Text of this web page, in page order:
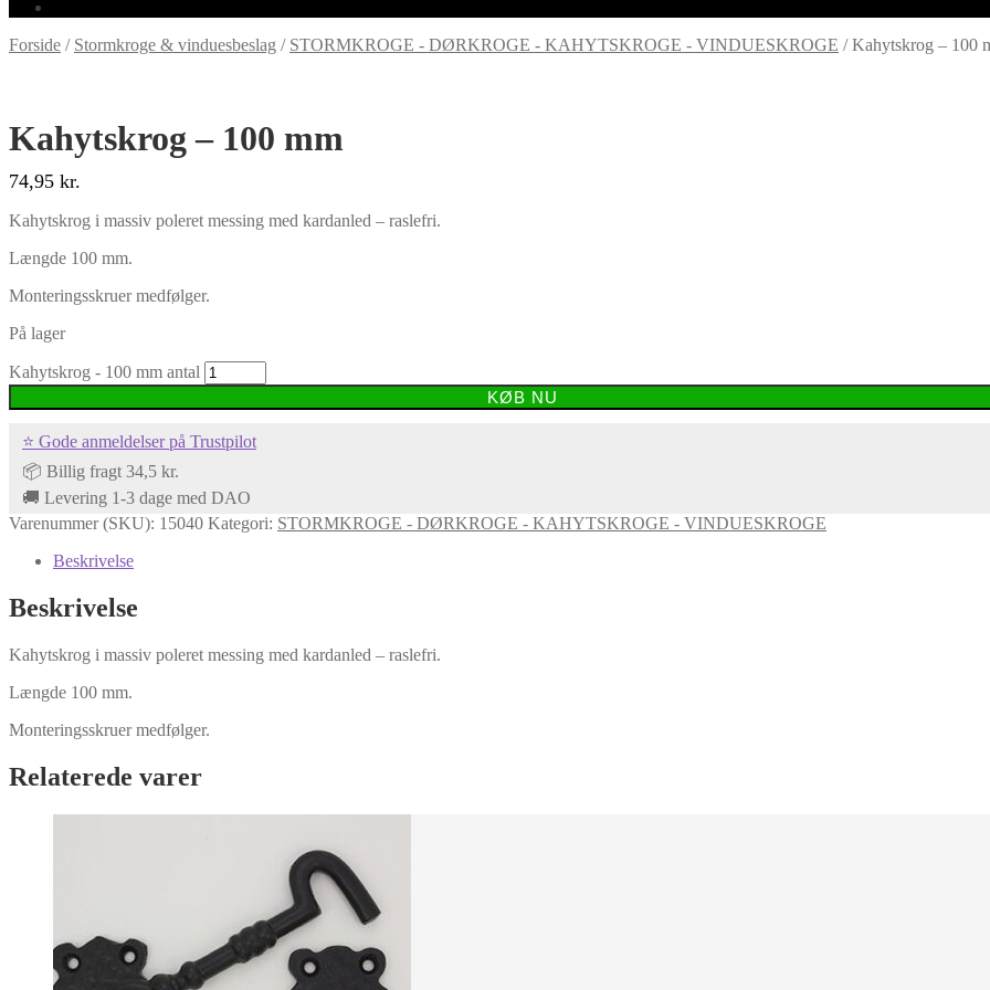
Forside / Stormkroge & vinduesbeslag / STORMKROGE - DØRKROGE - KAHYTSKROGE - VINDUESKROGE /Kahytskrog – 100
Kahytskrog – 100 mm
74,95 kr.
Kahytskrog i massiv poleret messing med kardanled – raslefri.
Længde 100 mm.
Monteringsskruer medfølger.
På lager
Kahytskrog - 100 mm antal
KØB NU
⭐ Gode anmeldelser på Trustpilot
📦 Billig fragt 34,5 kr.
🚚 Levering 1-3 dage med DAO
Varenummer (SKU): 15040 Kategori: STORMKROGE - DØRKROGE - KAHYTSKROGE - VINDUESKROGE
Beskrivelse
Beskrivelse
Kahytskrog i massiv poleret messing med kardanled – raslefri.
Længde 100 mm.
Monteringsskruer medfølger.
Relaterede varer